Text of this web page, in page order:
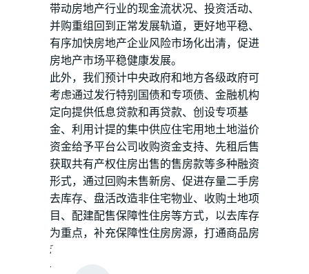
带动房地产行业的现金流状况、投资活动、
并购重组回到正常发展轨道，更好地平稳、
有序加快房地产企业风险市场化出清，促进
房地产市场平稳健康发展。
此外，我们预计中央政府和地方各级政府可
考虑通过发行特别国债和专项债、金融机构
定向提供低息贷款和再贷款、创设专项基
金、利用计提的集中供应住宅用地土地溢价
资金给予平台公司收购资金支持、先租后售
获取共有产权住房出售的售房款等多种融资
形式，通过回购未售新房、促进存量二手房
去库存、盘活改造非住宅物业、收购土地项
目、配建配售保障性住房等方式，以去库存
为重点，补充保障性住房房源，打通商品房
和保障房的良性循环。这既可以盘活存量、
去化库存，又能为政府公共租赁住房的供给